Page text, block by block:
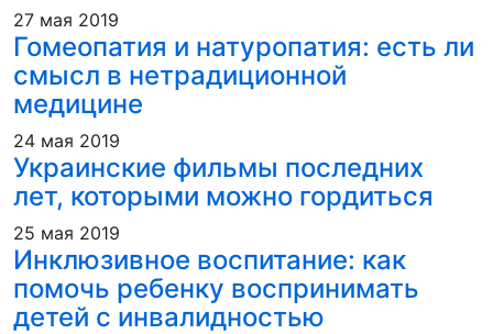
27 мая 2019
Гомеопатия и натуропатия: есть ли
смысл в нетрадиционной
медицине
24 мая 2019
Украинские фильмы последних
лет, которыми можно гордиться
25 мая 2019
Инклюзивное воспитание: как
помочь ребенку воспринимать
детей с инвалидностью